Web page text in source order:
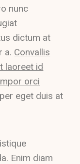
nunc
dictum at
a. Convallis
laoreet id
orci
eget duis at
Enim diam